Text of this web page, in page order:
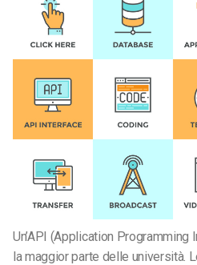
Un’API (Application
la maggior parte delle università.